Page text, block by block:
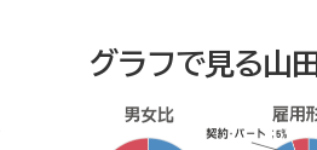
グラフで見る山